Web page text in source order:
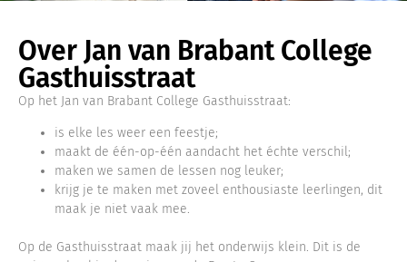
Over Jan van Brabant College
Gasthuisstraat
Op het Jan van Brabant College Gasthuisstraat:
is elke les weer een feestje;
maakt de één-op-één aandacht het échte verschil;
maken we samen de lessen nog leuker;
krijg je te maken met zoveel enthousiaste leerlingen, dit
maak je niet vaak mee.
Op de Gasthuisstraat maak jij het onderwijs klein. Dit is de